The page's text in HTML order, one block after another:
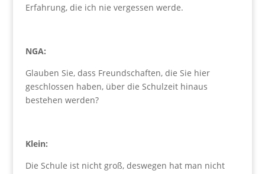
Erfahrung, die ich nie vergessen werde.
NGA:
Glauben Sie, dass Freundschaften, die Sie hier
geschlossen haben, über die Schulzeit hinaus
bestehen werden?
Klein:
Die Schule ist nicht groß, deswegen hat man nicht